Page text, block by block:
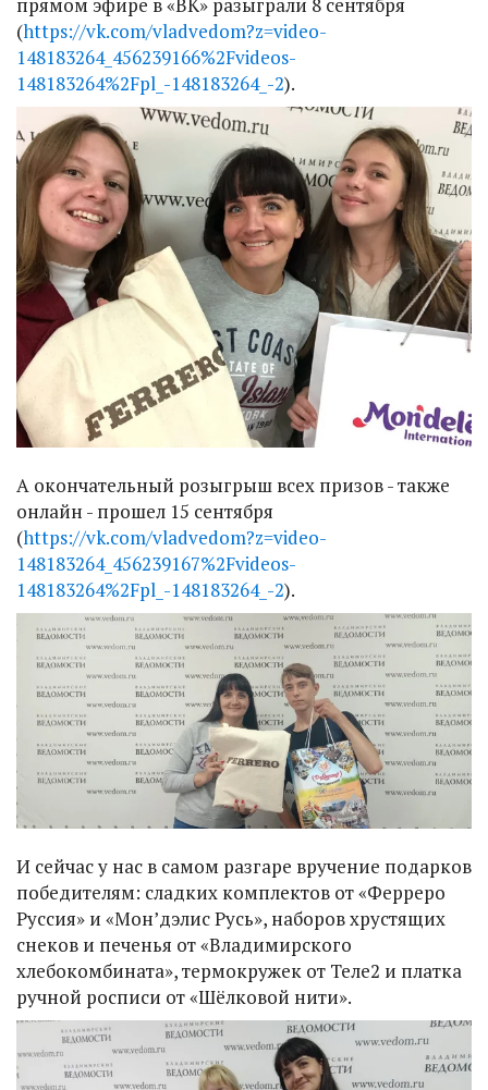
(https://vk.com/vladvedom?z=video-
148183264_456239166%2Fvideos-
148183264%2Fpl_-148183264_-2).
А окончательный розыгрыш всех призов - также
онлайн - прошел 15 сентября
(https://vk.com/vladvedom?z=video-
148183264_456239167%2Fvideos-
148183264%2Fpl_-148183264_-2).
И сейчас у нас в самом разгаре вручение подарков
победителям: сладких комплектов от «Ферреро
Руссия» и «Мон’дэлис Русь», наборов хрустящих
снеков и печенья от «Владимирского
хлебокомбината», термокружек от Теле2 и платка
ручной росписи от «Шёлковой нити».